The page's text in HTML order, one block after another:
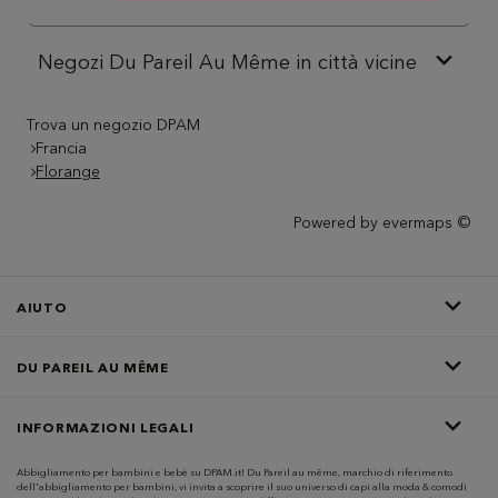
Negozi Du Pareil Au Même in città vicine
Trova un negozio DPAM
Francia
Florange
Powered by evermaps ©
AIUTO
DU PAREIL AU MÊME
INFORMAZIONI LEGALI
Abbigliamento per bambini e bebè su DPAM.it! Du Pareil au même, marchio di riferimento
dell'abbigliamento per bambini, vi invita a scoprire il suo universo di capi alla moda & comodi